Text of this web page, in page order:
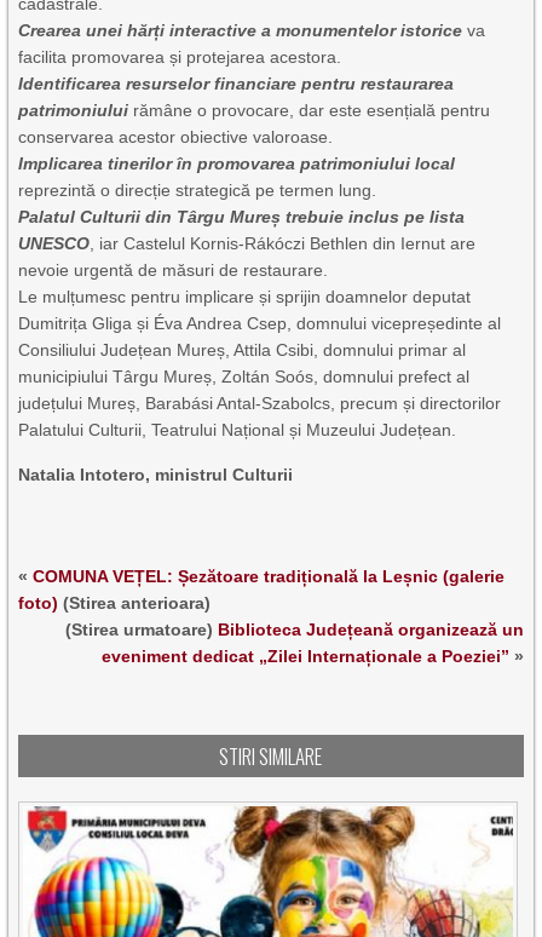
Crearea unei hărți interactive a monumentelor istorice va
facilita promovarea și protejarea acestora.
Identificarea resurselor financiare pentru restaurarea
patrimoniului rămâne o provocare, dar este esențială pentru
conservarea acestor obiective valoroase.
Implicarea tinerilor în promovarea patrimoniului local
reprezintă o direcție strategică pe termen lung.
Palatul Culturii din Târgu Mureș trebuie inclus pe lista
UNESCO , iar Castelul Kornis-Rákóczi Bethlen din Iernut are
nevoie urgentă de măsuri de restaurare.
Le mulțumesc pentru implicare și sprijin doamnelor deputat
Dumitrița Gliga și Éva Andrea Csep, domnului vicepreședinte al
Consiliului Județean Mureș, Attila Csibi, domnului primar al
municipiului Târgu Mureș, Zoltán Soós, domnului prefect al
județului Mureș, Barabási Antal-Szabolcs, precum și directorilor
Palatului Culturii, Teatrului Național și Muzeului Județean.
Natalia Intotero, ministrul Culturii
«COMUNA VEȚEL: Șezătoare tradițională la Leșnic (galerie
foto) (Stirea anterioara)
(Stirea urmatoare) Biblioteca Județeană organizează un
eveniment dedicat „Zilei Internaționale a Poeziei” »
STIRI SIMILARE